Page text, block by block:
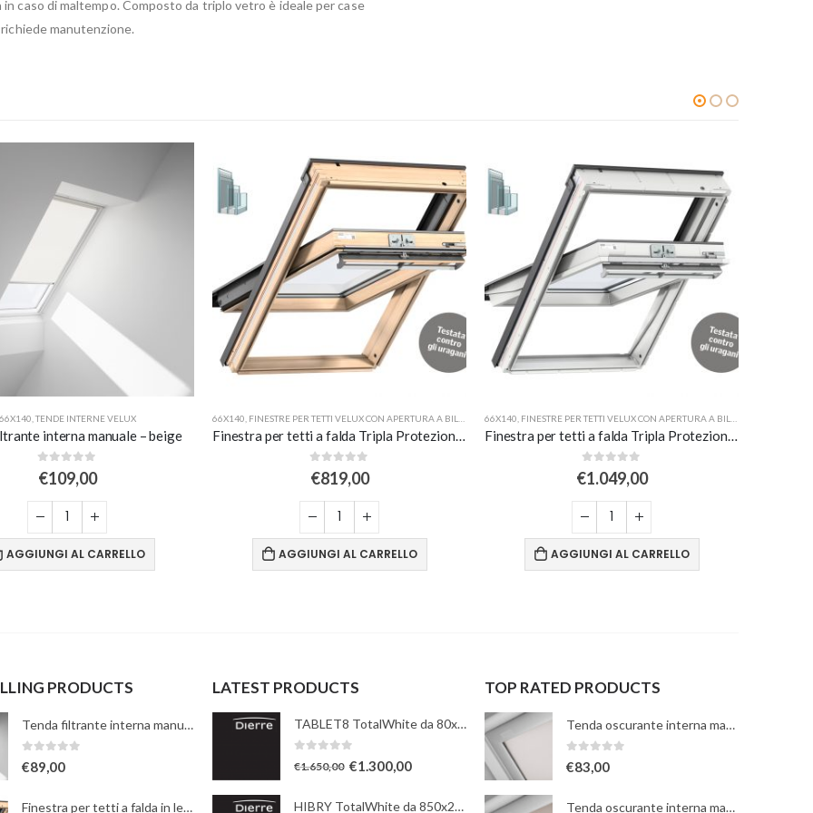
caso di maltempo. Composto da triplo vetro è ideale per case
manutenzione.
TENDE INTERNE VELUX
interna manuale – beige
0Su 5
€109,00
AGGIUNGI AL CARRELLO
66X140 FINESTRE PER TETTI VELUX CON APERTURA A BILICO VELUX DIMENSIONI
0Su 5
€819,00
AGGIUNGI AL CARRELLO
66X140 FINESTRE PER TETTI VELUX CON APERTURA A BILICO
0 Su 5
€1.049,00
AGGIUNGI AL CARRELLO
PRODUCTS
Tenda filtrante interna manuale - bianca
0Su 5
€89,00
Finestra per tetti a falda in legno naturale con apertura a bilico manuale
LATEST PRODUCTS
TABLET8 TotalWhite da 80x2100mm
€1.650,00 €1.300,00
HIBRY TotalWhite da 850x2100mm
TOP RATED PRODUCTS
Tenda oscurante interna manuale a rullo - bianca - per finestre misura 102
0Su 5
€83,00
Tenda oscurante interna manuale a rullo - beige - per finestre misura 102